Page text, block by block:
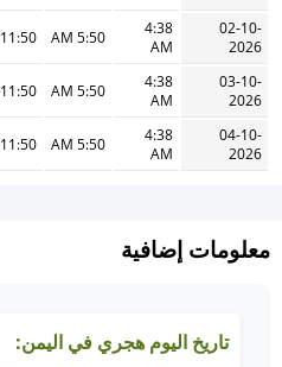
02-10-
2026
4:38
AM
5:50 AM
11:50 AM
03-10-
2026
4:38
AM
5:50 AM
11:50 AM
04-10-
2026
4:38
AM
5:50 AM
11:50 AM
معلومات إضافية
تاريخ اليوم هجري في اليمن: